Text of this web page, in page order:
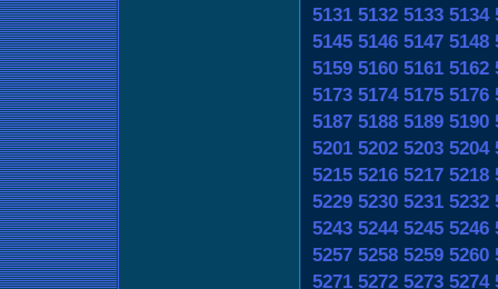
5131 5132 5133 5134
5145 5146 5147 5148
5159 5160 5161 5162
5173 5174 5175 5176
5187 5188 5189 5190
5201 5202 5203 5204
5215 5216 5217 5218
5229 5230 5231 5232
5243 5244 5245 5246
5257 5258 5259 5260
5271 5272 5273 5274